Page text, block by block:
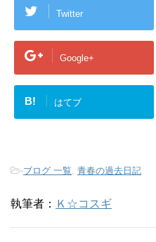
Twitter
Google+
B! はてブ
-ブログ 一覧, 青春の過去日記
執筆者： Ｋ☆コスギ